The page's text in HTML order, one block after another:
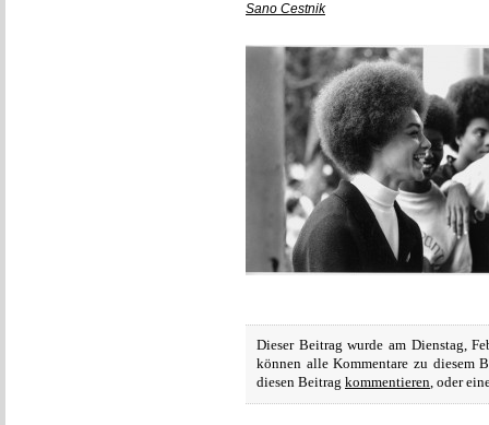
Sano Cestnik
Dieser Beitrag wurde am Dienstag,
können alle Kommentare zu diesem
diesen Beitrag kommentieren, oder